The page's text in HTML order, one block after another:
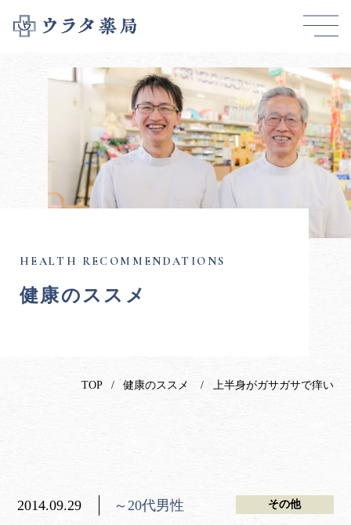
健康のススメ
TOP 健康のススメ 上半身がガサガサで痒い
2014.09.29 ～20代男性 その他